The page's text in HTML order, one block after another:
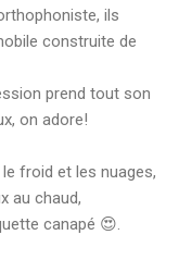
ils
construite de
prend tout son
on adore!
froid et les nuages,
au chaud,
canapé 😍.